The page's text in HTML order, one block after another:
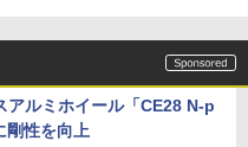
アルミホイール「CE28 N-p
剛性を向上